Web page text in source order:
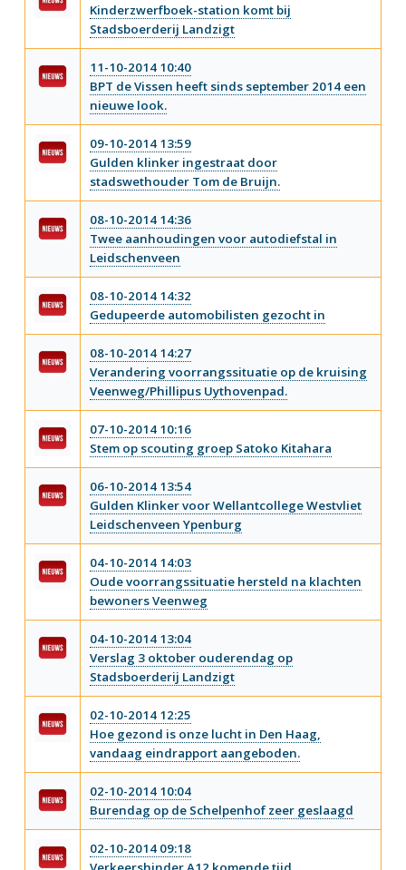
Kinderzwerfboek-station komt bij
Stadsboerderij Landzigt
11-10-2014 10:40
BPT de Vissen heeft sinds september 2014 een
nieuwe look.
09-10-2014 13:59
Gulden klinker ingestraat door
stadswethouder Tom de Bruijn.
08-10-2014 14:36
Twee aanhoudingen voor autodiefstal in
Leidschenveen
08-10-2014 14:32
Gedupeerde automobilisten gezocht in
08-10-2014 14:27
Verandering voorrangssituatie op de kruising
Veenweg/Phillipus Uythovenpad.
07-10-2014 10:16
Stem op scouting groep Satoko Kitahara
06-10-2014 13:54
Gulden Klinker voor Wellantcollege Westvliet
Leidschenveen Ypenburg
04-10-2014 14:03
Oude voorrangssituatie hersteld na klachten
bewoners Veenweg
04-10-2014 13:04
Verslag 3 oktober ouderendag op
Stadsboerderij Landzigt
02-10-2014 12:25
Hoe gezond is onze lucht in Den Haag,
vandaag eindrapport aangeboden.
02-10-2014 10:04
Burendag op de Schelpenhof zeer geslaagd
02-10-2014 09:18